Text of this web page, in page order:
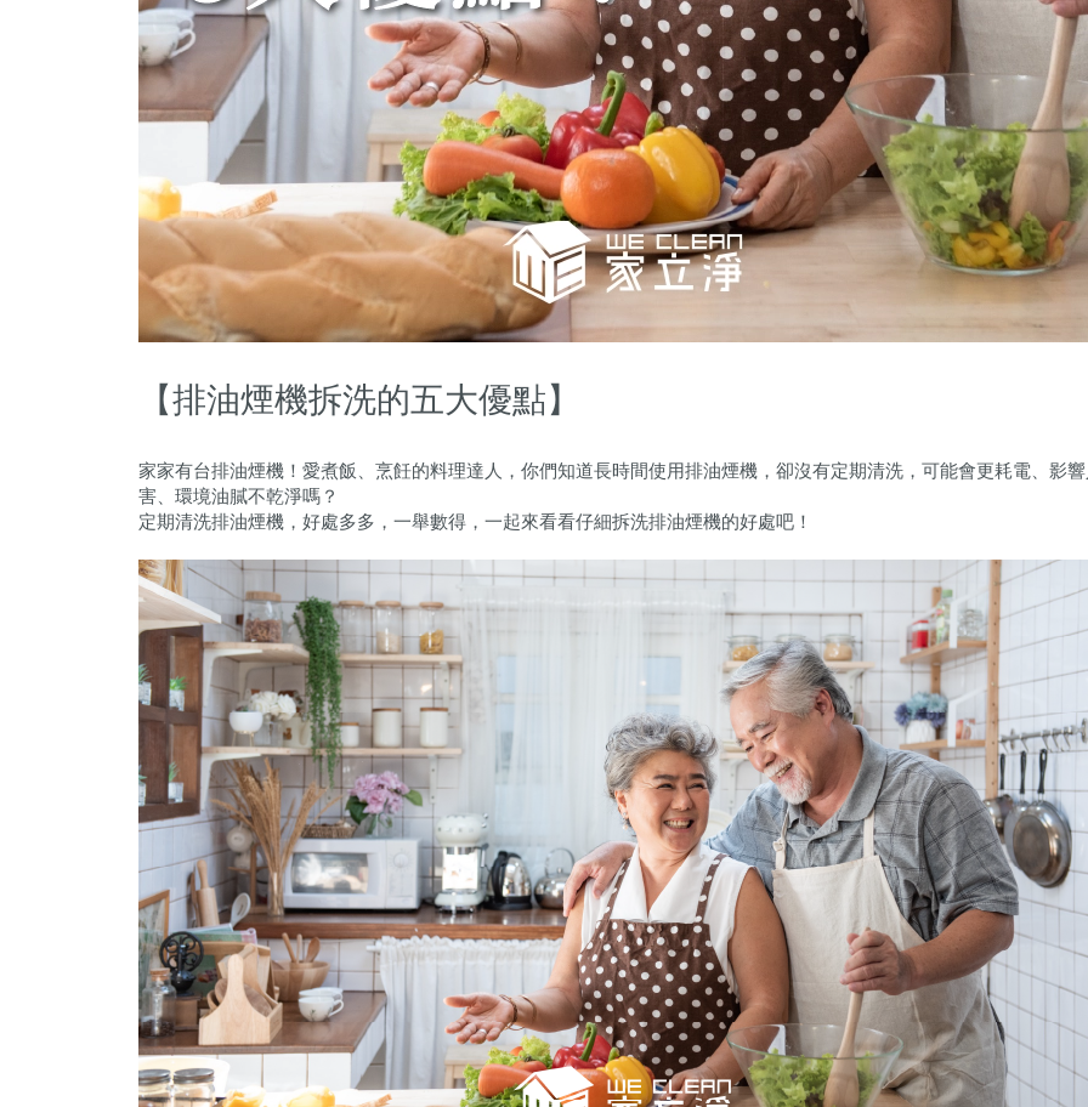
【排油煙機拆洗的五大優點】
家家有台排油煙機！愛煮飯、烹飪的料理達人，你們知道長時間使用排油煙機，卻沒有定期清洗，可能會更耗電、影
害、環境油膩不乾淨嗎？
定期清洗排油煙機，好處多多，一舉數得，一起來看看仔細拆洗排油煙機的好處吧！